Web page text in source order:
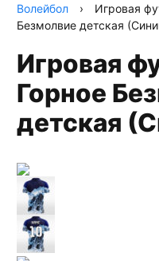
Волейбол
›
Игровая
Безмолвие детская
Игровая футболка
Горное
детская